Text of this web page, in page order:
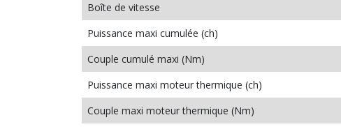
Boîte de vitesse
Puissance maxi cumulée (ch)
Couple cumulé maxi (Nm)
Puissance maxi moteur thermique (ch)
Couple maxi moteur thermique (Nm)